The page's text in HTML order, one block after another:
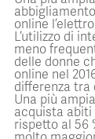
online
L’utilizzo di
meno
delle donne
online nel
differenza tra
Una più
acquista abiti
rispetto al 56